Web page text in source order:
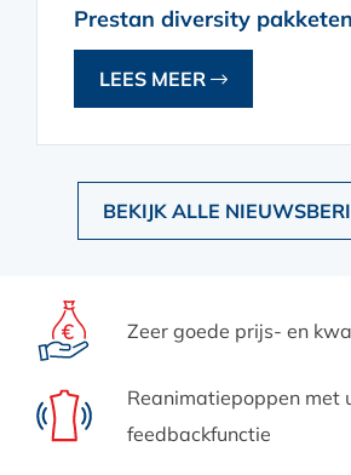
Prestan diversity pakketen
LEES MEER
BEKIJK ALLE
Zeer goede prijs- en
Reanimatiepoppen met
feedbackfunctie